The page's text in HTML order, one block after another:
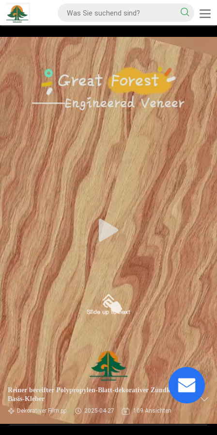
Reiner bereifter Polypropylen-Blatt-dekorativer Zündkapsel-
Basis-Kleber
Dekorativer Film pp. 2025-04-27 109 Ansichten